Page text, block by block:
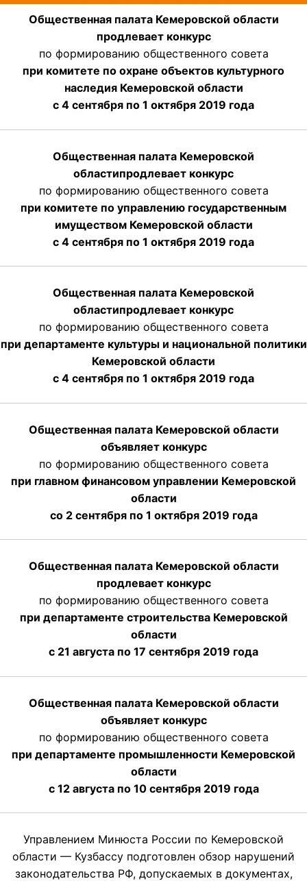
Общественная палата Кемеровской области
продлевает конкурс
по формированию общественного совета
при комитете по охране объектов культурного
наследия Кемеровской области
с 4 сентября по 1 октября 2019 года
Общественная палата Кемеровской
областипродлевает конкурс
по формированию общественного совета
при комитете по управлению государственным
имуществом Кемеровской области
с 4 сентября по 1 октября 2019 года
Общественная палата Кемеровской
областипродлевает конкурс
по формированию общественного совета
при департаменте культуры и национальной политики
Кемеровской области
с 4 сентября по 1 октября 2019 года
Общественная палата Кемеровской области
объявляет конкурс
по формированию общественного совета
при главном финансовом управлении Кемеровской
области
со 2 сентября по 1 октября 2019 года
Общественная палата Кемеровской области
продлевает конкурс
по формированию общественного совета
при департаменте строительства Кемеровской
области
с 21 августа по 17 сентября 2019 года
Общественная палата Кемеровской области
объявляет конкурс
по формированию общественного совета
при департаменте промышленности Кемеровской
области
с 12 августа по 10 сентября 2019 года
Управлением Минюста России по Кемеровской
области — Кузбассу подготовлен обзор нарушений
законодательства РФ, допускаемых в документах,